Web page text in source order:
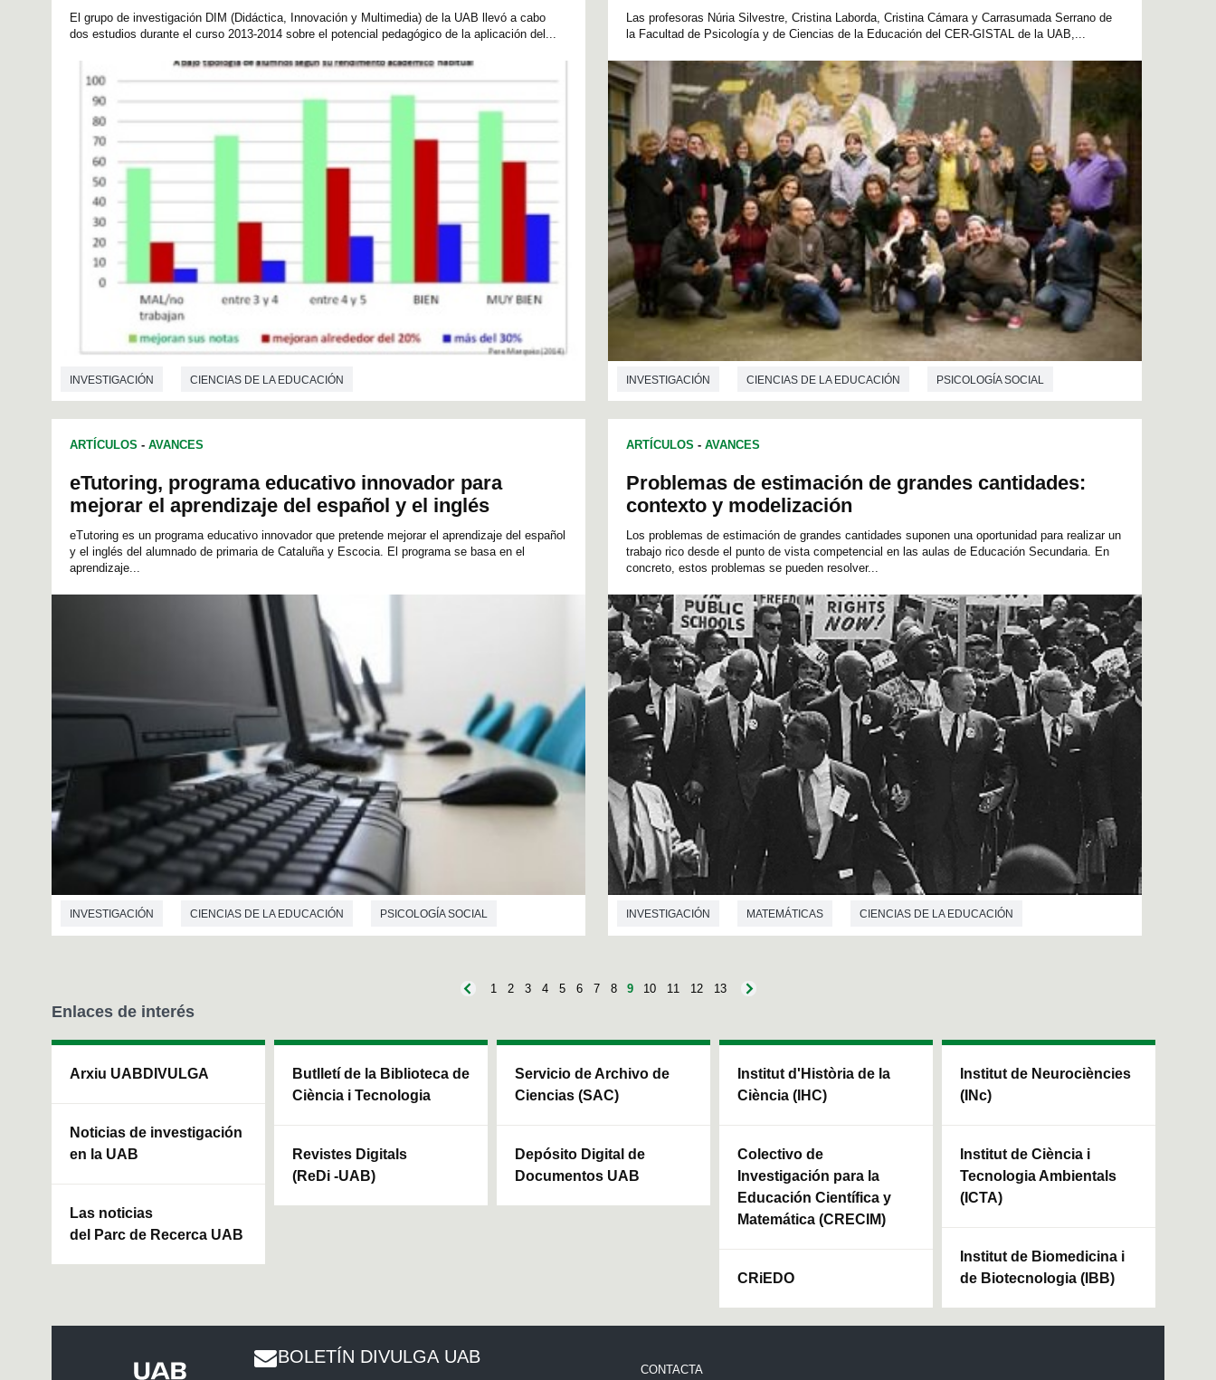
El grupo de investigación DIM (Didáctica, Innovación y Multimedia) de la UAB llevó a cabo
dos estudios durante el curso 2013-2014 sobre el potencial pedagógico de la aplicación del...
INVESTIGACIÓN CIENCIAS DE LA EDUCACIÓN
ARTÍCULOS - AVANCES
eTutoring, programa educativo innovador para
mejorar el aprendizaje del español y el inglés
eTutoring es un programa educativo innovador que pretende mejorar el aprendizaje del español
y el inglés del alumnado de primaria de Cataluña y Escocia. El programa se basa en el
aprendizaje...
INVESTIGACIÓN CIENCIAS DE LA EDUCACIÓN PSICOLOGÍA SOCIAL
Las profesoras Núria Silvestre, Cristina Laborda, Cristina Cámara y Carrasumada Serrano de
la Facultad de Psicología y de Ciencias de la Educación del CER-GISTAL de la UAB,...
INVESTIGACIÓN CIENCIAS DE LA EDUCACIÓN PSICOLOGÍA SOCIAL
ARTÍCULOS - AVANCES
Problemas de estimación de grandes cantidades:
contexto y modelización
Los problemas de estimación de grandes cantidades suponen una oportunidad para realizar un
trabajo rico desde el punto de vista competencial en las aulas de Educación Secundaria. En
concreto, estos problemas se pueden resolver...
INVESTIGACIÓN MATEMÁTICAS CIENCIAS DE LA EDUCACIÓN
1 2 3 4 5 6 7 8 9 10 11 12 13
Enlaces de interés
Arxiu UABDIVULGA
Noticias de investigación
en la UAB
Las noticias
del Parc de Recerca UAB
Butlletí de la Biblioteca de
Ciència i Tecnologia
Revistes Digitals
(ReDi -UAB)
Servicio de Archivo de
Ciencias (SAC)
Depósito Digital de
Documentos UAB
Institut d'Història de la
Ciència (IHC)
Colectivo de
Investigación para la
Educación Científica y
Matemática (CRECIM)
CRiEDO
Institut de Neurociències
(INc)
Institut de Ciència i
Tecnologia Ambientals
(ICTA)
Institut de Biomedicina i
de Biotecnologia (IBB)
BOLETÍN DIVULGA UAB
CONTACTA